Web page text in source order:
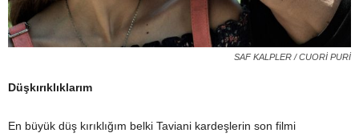
SAF KALPLER / CUORİ PURİ
Düşkırıklıklarım
En büyük düş kırıklığım belki Taviani kardeşlerin son filmi